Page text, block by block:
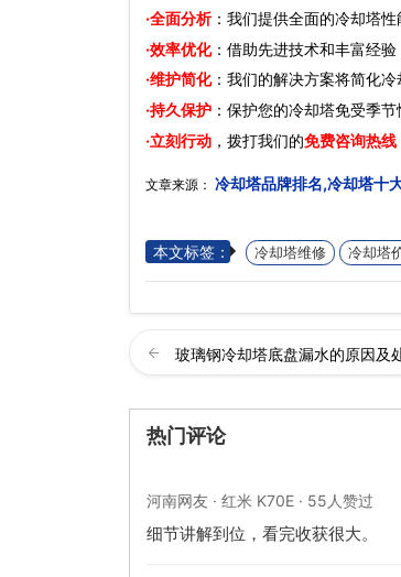
·全面分析：我们提供全面的冷却塔性
·效率优化：借助先进技术和丰富经验
·维护简化：我们的解决方案将简化冷
·持久保护 ：保护您的冷却塔免受季
·立刻行动 ，拨打我们的免费咨询热
文章来源： 冷却塔品牌排名,冷却塔十
本文标签： 冷却塔维修 冷却塔
玻璃钢冷却塔底盘漏水的原因及
热门评论
河南网友 · 红米 K70E · 55人赞过
细节讲解到位，看完收获很大。